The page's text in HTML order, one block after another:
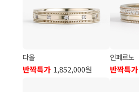
다올
반짝특가 1,852,000원
인페르노
반짝특가